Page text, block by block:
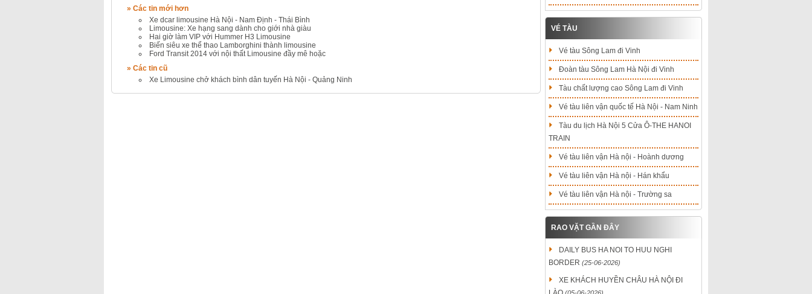
» Các tin mới hơn
Xe dcar limousine Hà Nội - Nam Định - Thái Bình
Limousine: Xe hạng sang dành cho giới nhà giàu
Hai giờ làm VIP với Hummer H3 Limousine
Biến siêu xe thể thao Lamborghini thành limousine
Ford Transit 2014 với nội thất Limousine đầy mê hoặc
» Các tin cũ
Xe Limousine chở khách bình dân tuyến Hà Nội - Quảng Ninh
VÉ TÀU
Vé tàu Sông Lam đi Vinh
Đoàn tàu Sông Lam Hà Nội đi Vinh
Tàu chất lượng cao Sông Lam đi Vinh
Vé tàu liên vận quốc tế Hà Nội - Nam Ninh
Tàu du lịch Hà Nội 5 Cửa Ô-THE HANOI
TRAIN
Vé tàu liên vận Hà nội - Hoành dương
Vé tàu liên vận Hà nội - Hán khẩu
Vé tàu liên vận Hà nội - Trường sa
RAO VẶT GẦN ĐÂY
DAILY BUS HA NOI TO HUU NGHI
BORDER (25-06-2026)
XE KHÁCH HUYỀN CHÂU HÀ NỘI ĐI